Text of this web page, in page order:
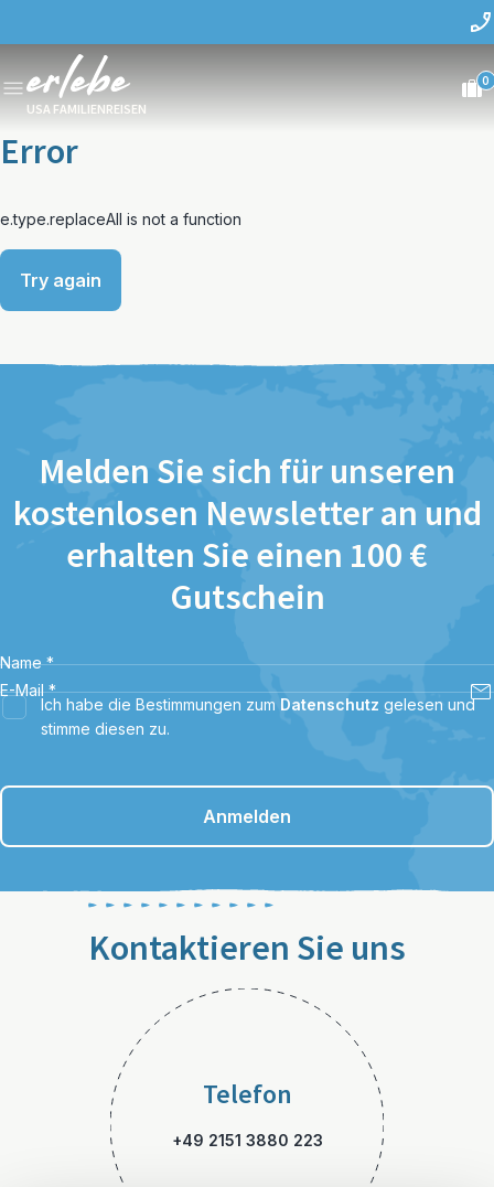
USA FAMILIENREISEN
0
Error
e.type.replaceAll is not a function
Try again
Melden Sie sich für unseren
kostenlosen Newsletter an und
erhalten Sie einen 100 €
Gutschein
Name *
E-Mail *
Ich habe die Bestimmungen zum Datenschutz gelesen und
stimme diesen zu.
Anmelden
Kontaktieren Sie uns
Telefon
+49 2151 3880 223